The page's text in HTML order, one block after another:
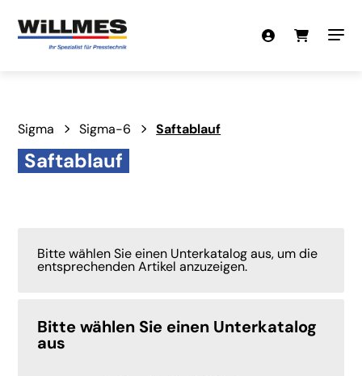
Sigma Sigma-6 Saftablauf
Saftablauf
Bitte wählen Sie einen Unterkatalog aus, um die
entsprechenden Artikel anzuzeigen.
Bitte wählen Sie einen Unterkatalog
aus